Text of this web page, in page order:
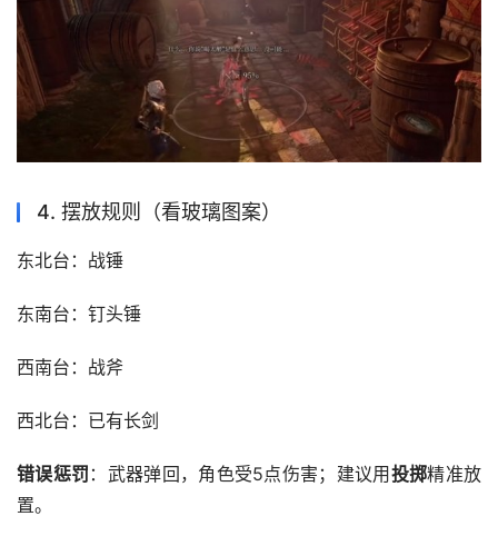
4. 摆放规则（看玻璃图案）
东北台：战锤
东南台：钉头锤
西南台：战斧
西北台：已有长剑
错误惩罚 ：武器弹回，角色受5点伤害；建议用 投掷精准放
置。